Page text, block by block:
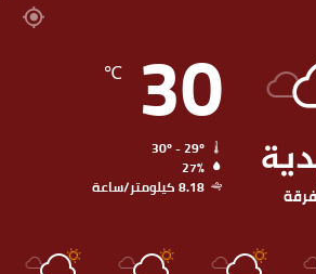
30
℃
27%
8.18 كيلومتر/ساعة